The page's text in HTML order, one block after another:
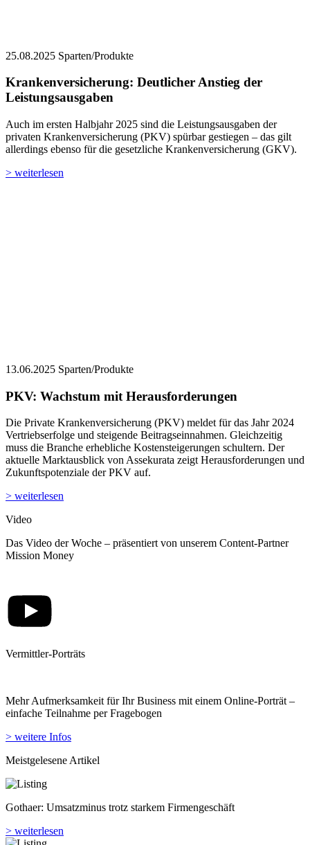
25.08.2025 Sparten/Produkte
Krankenversicherung: Deutlicher Anstieg der
Leistungsausgaben
Auch im ersten Halbjahr 2025 sind die Leistungsausgaben der
privaten Krankenversicherung (PKV) spürbar gestiegen – das gilt
allerdings ebenso für die gesetzliche Krankenversicherung (GKV).
> weiterlesen
13.06.2025 Sparten/Produkte
PKV: Wachstum mit Herausforderungen
Die Private Krankenversicherung (PKV) meldet für das Jahr 2024
Vertriebserfolge und steigende Beitragseinnahmen. Gleichzeitig
muss die Branche erhebliche Kostensteigerungen schultern. Der
aktuelle Marktausblick von Assekurata zeigt Herausforderungen und
Zukunftspotenziale der PKV auf.
> weiterlesen
Video
Das Video der Woche – präsentiert von unserem Content-Partner
Mission Money
Vermittler-Porträts
Mehr Aufmerksamkeit für Ihr Business mit einem Online-Porträt –
einfache Teilnahme per Fragebogen
> weitere Infos
Meistgelesene Artikel
Gothaer: Umsatzminus trotz starkem Firmengeschäft
> weiterlesen